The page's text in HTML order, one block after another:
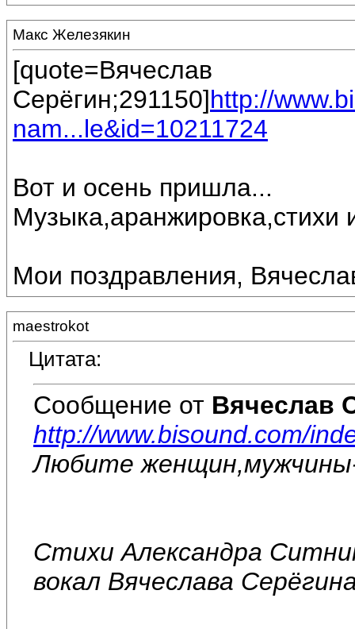
Макс Железякин
[quote=Вячеслав
Серёгин;291150]http://
nam...le&id=10211724
Вот и осень пришла...
Музыка,аранжировка,стихи
Мои поздравления,
maestrokot
Цитата:
Сообщение от Вячеслав
http://www.bisound.com/
Любите
Стихи Александра
вокал Вячеслава